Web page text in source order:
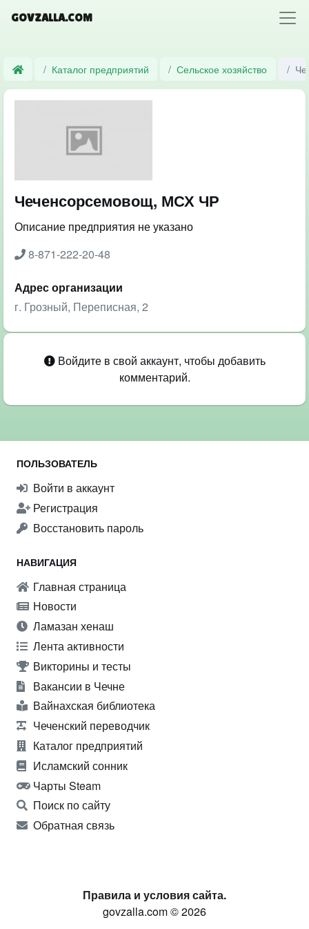
GOVZALLA.COM
Каталог предприятий Сельское хозяйство
Чеченсорсемовощ, МСХ ЧР
Описание предприятия не указано
8-871-222-20-48
Адрес организации
г. Грозный, Переписная, 2
Войдите в свой аккаунт, чтобы добавить
комментарий.
ПОЛЬЗОВАТЕЛЬ
Войти в аккаунт
Регистрация
Восстановить пароль
НАВИГАЦИЯ
Главная страница
Новости
Ламазан хенаш
Лента активности
Викторины и тесты
Вакансии в Чечне
Вайнахская библиотека
Чеченский переводчик
Каталог предприятий
Исламский сонник
Чарты Steam
Поиск по сайту
Обратная связь
Правила и условия сайта.
govzalla.com © 2026